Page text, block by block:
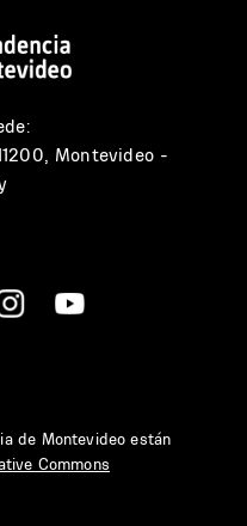
Montevideo -
de Montevideo están
Commons